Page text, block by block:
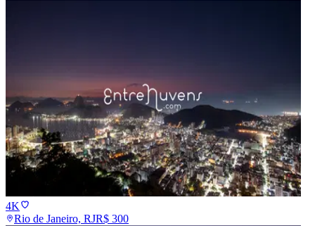
4K
Rio de Janeiro, RJR$ 300